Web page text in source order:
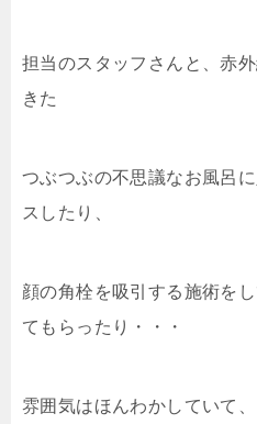
担当のスタッフさんと、赤
きた
つぶつぶの不思議なお風呂
スしたり、
顔の角栓を吸引する施術を
てもらったり・・・
雰囲気はほんわかしていて